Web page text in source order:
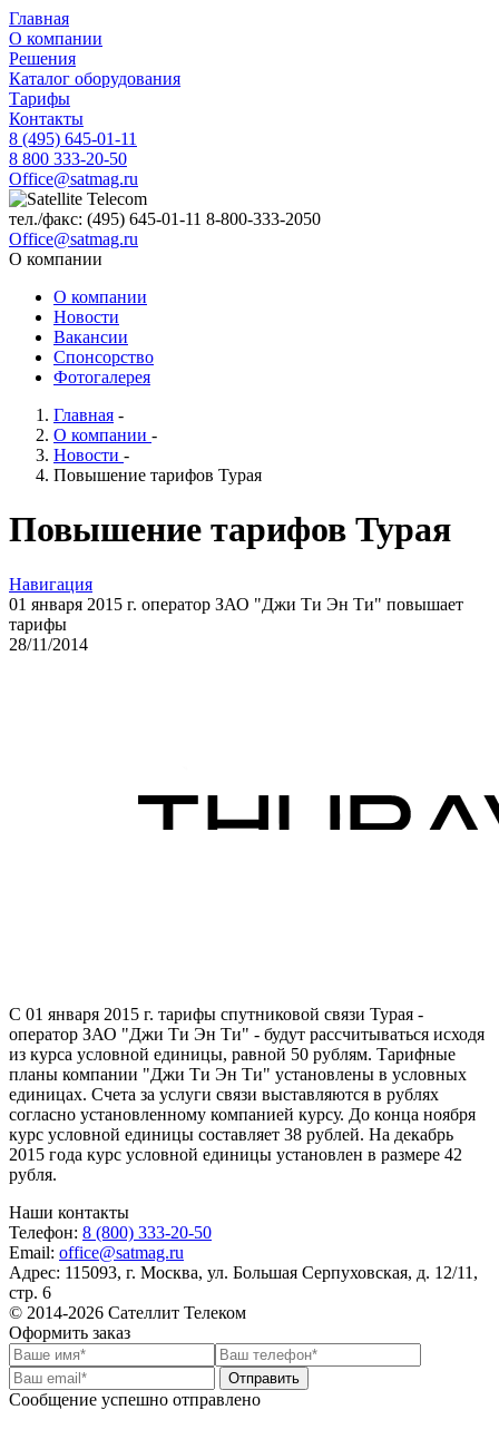
Главная
О компании
Решения
Каталог оборудования
Тарифы
Контакты
8 (495) 645-01-11
8 800 333-20-50
Office@satmag.ru
тел./факс: (495) 645-01-11 8-800-333-2050
Office@satmag.ru
О компании
О компании
Новости
Вакансии
Спонсорство
Фотогалерея
Главная -
О компании -
Новости -
Повышение тарифов Турая
Повышение тарифов Турая
Навигация
01 января 2015 г. оператор ЗАО "Джи Ти Эн Ти" повышает
тарифы
28/11/2014
С 01 января 2015 г. тарифы спутниковой связи Турая -
оператор ЗАО "Джи Ти Эн Ти" - будут рассчитываться исходя
из курса условной единицы, равной 50 рублям. Тарифные
планы компании "Джи Ти Эн Ти" установлены в условных
единицах. Счета за услуги связи выставляются в рублях
согласно установленному компанией курсу. До конца ноября
курс условной единицы составляет 38 рублей. На декабрь
2015 года курс условной единицы установлен в размере 42
рубля.
Наши контакты
Телефон: 8 (800) 333-20-50
Email: office@satmag.ru
Адрес: 115093, г. Москва, ул. Большая Серпуховская, д. 12/11,
стр. 6
© 2014-2026 Сателлит Телеком
Оформить заказ
Отправить
Сообщение успешно отправлено